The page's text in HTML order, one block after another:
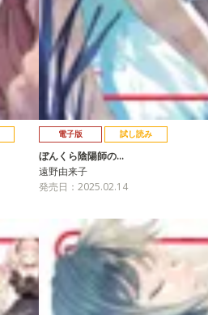
電子版 試し読み
ぼんくら陰陽師の…
遠野由来子
発売日：2025.02.14